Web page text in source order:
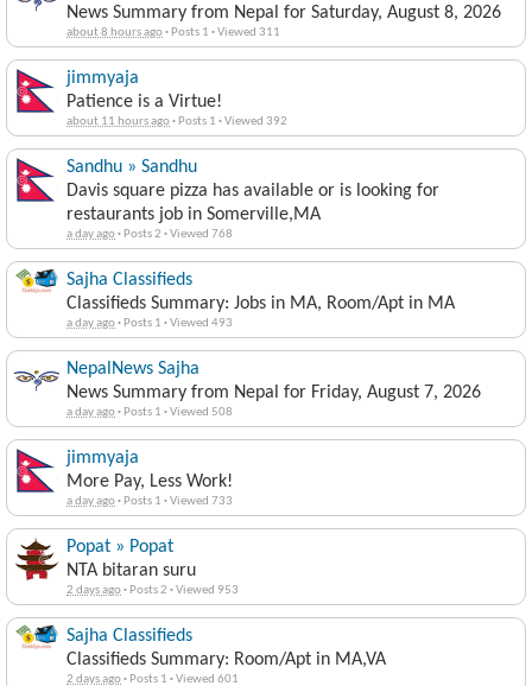
News Summary from Nepal for Saturday, August 8, 2026
about 8 hours ago· Posts 1 ·Viewed 311
jimmyaja
Patience is a Virtue!
about 11 hours ago· Posts 1 ·Viewed 392
Sandhu » Sandhu
Davis square pizza has available or is looking for
restaurants job in Somerville,MA
a day ago· Posts 2 ·Viewed 768
Sajha Classifieds
Classifieds Summary: Jobs in MA, Room/Apt in MA
a day ago· Posts 1 ·Viewed 493
NepalNews Sajha
News Summary from Nepal for Friday, August 7, 2026
a day ago· Posts 1 ·Viewed 508
jimmyaja
More Pay, Less Work!
a day ago· Posts 1 ·Viewed 733
Popat » Popat
NTA bitaran suru
2 days ago· Posts 2 ·Viewed 953
Sajha Classifieds
Classifieds Summary: Room/Apt in MA,VA
2 days ago· Posts 1 ·Viewed 601